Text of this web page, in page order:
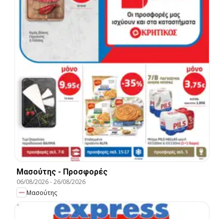
Μασούτης - Προσφορές
06/08/2026-26/08/2026
Μασούτης